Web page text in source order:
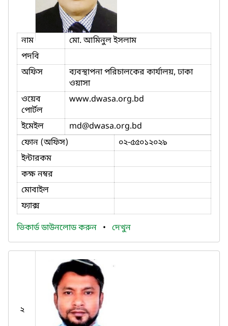
নাম
মো. আমিনুল ইসলাম
পদবি
অফিস
ব্যবস্থাপনা পরিচালকের কার্যালয়, ঢাকা
ওয়াসা
ওয়েব
পোর্টল
www.dwasa.org.bd
ইমেইল md@dwasa.org.bd
ফোন (অফিস)
০২-৫৫০১২০২৯
ইন্টারকম
কক্ষ নম্বর
মোবাইল
ফ্যাক্স
ভিকার্ড ডাউনলোড করুন • দেখুন
২